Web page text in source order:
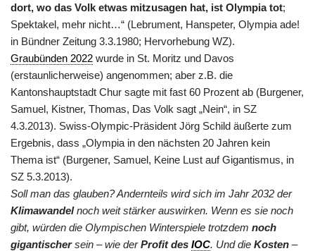
dort, wo das Volk etwas mitzusagen hat, ist Olympia tot;
Spektakel, mehr nicht…“ (Lebrument, Hanspeter, Olympia ade!
in Bündner Zeitung 3.3.1980; Hervorhebung WZ).
Graubünden 2022 wurde in St. Moritz und Davos
(erstaunlicherweise) angenommen; aber z.B. die
Kantonshauptstadt Chur sagte mit fast 60 Prozent ab (Burgener,
Samuel, Kistner, Thomas, Das Volk sagt „Nein“, in SZ
4.3.2013). Swiss-Olympic-Präsident Jörg Schild äußerte zum
Ergebnis, dass „Olympia in den nächsten 20 Jahren kein
Thema ist“ (Burgener, Samuel, Keine Lust auf Gigantismus, in
SZ 5.3.2013).
Soll man das glauben? Andernteils wird sich im Jahr 2032 der
Klimawandelnoch weit stärker auswirken. Wenn es sie noch
gibt, würden die Olympischen Winterspiele trotzdem noch
gigantischersein – wie derProfit des IOC. Und die Kosten –